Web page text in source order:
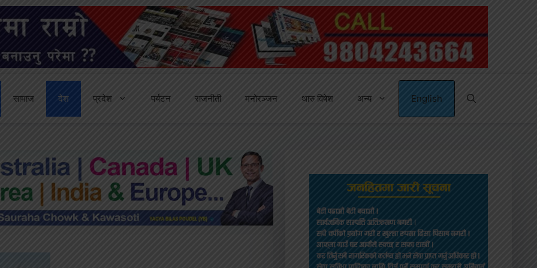
सामाज देश प्रदेश पर्यटन राजनीती मनोरञ्जन थारु विषेश अन्य English